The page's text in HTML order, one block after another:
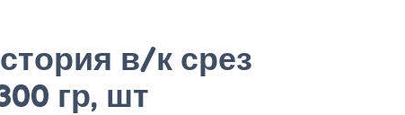
в/к срез
гр, шт